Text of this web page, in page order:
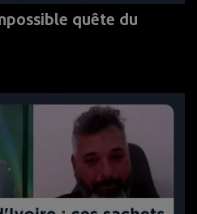
quête du